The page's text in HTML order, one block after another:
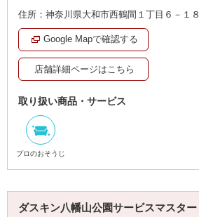
住所：神奈川県大和市西鶴間１丁目６－１８
Google Mapで確認する
店舗詳細ページはこちら
取り扱い商品・サービス
プロのおそうじ
ダスキン八幡山公園サービスマスター